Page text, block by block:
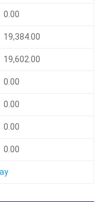
0.00
19,384.00
19,602.00
0.00
0.00
0.00
0.00